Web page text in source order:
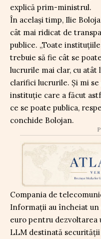
explică prim-ministrul.
În același timp, Ilie
cât mai ridicat de
publice. „Toate
trebuie să fie cât se
lucrurile mai clar, cu
clarifici lucrurile. Și mi
instituție care a făcut
ce se poate publica,
conchide Bolojan.
Compania de
Informații au încheiat un
euro pentru
LLM destinată